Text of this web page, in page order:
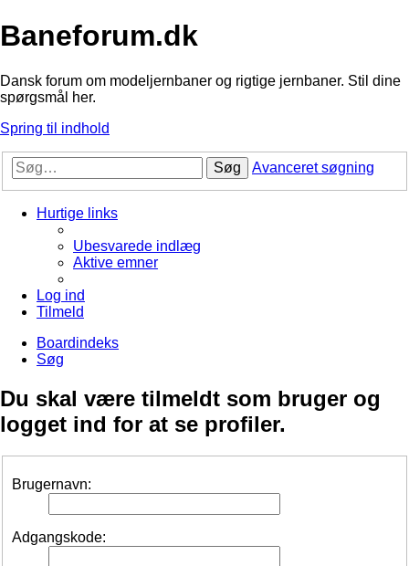
Baneforum.dk
Dansk forum om modeljernbaner og rigtige jernbaner. Stil dine
spørgsmål her.
Spring til indhold
Søg Avanceret søgning
Hurtige links
Ubesvarede indlæg
Aktive emner
Log ind
Tilmeld
Boardindeks
Søg
Du skal være tilmeldt som bruger og
logget ind for at se profiler.
Brugernavn:
Adgangskode: